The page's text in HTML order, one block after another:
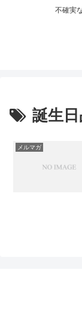
不確実
誕生
メルマガ